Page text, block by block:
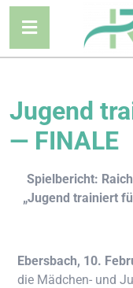
Jugend
— FINALE
Spiel­be­richt:
„Jugend trai­niert
Ebers­bach, 10.
die Mäd­chen- und